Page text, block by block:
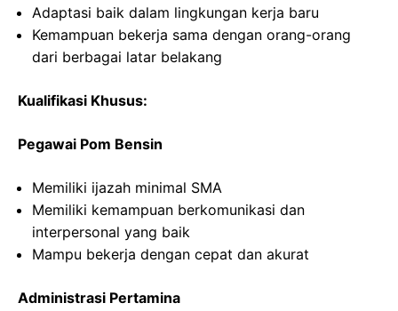
Adaptasi baik dalam lingkungan kerja baru
Kemampuan bekerja sama dengan orang-orang
dari berbagai latar belakang
Kualifikasi Khusus:
Pegawai Pom Bensin
Memiliki ijazah minimal SMA
Memiliki kemampuan berkomunikasi dan
interpersonal yang baik
Mampu bekerja dengan cepat dan akurat
Administrasi Pertamina